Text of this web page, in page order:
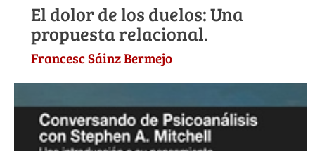
El dolor de los duelos: Una
propuesta relacional.
Francesc Sáinz Bermejo